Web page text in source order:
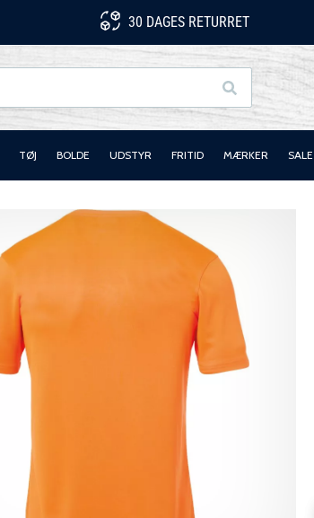
30 DAGES RETURRET
TØJ BOLDE UDSTYR FRITID MÆRKER SALE